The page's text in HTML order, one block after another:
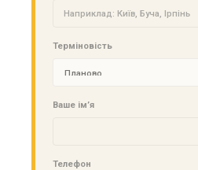
Терміновість
Ваше ім’я
Телефон